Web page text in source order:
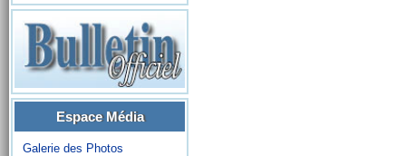
Espace Média
Galerie des Photos